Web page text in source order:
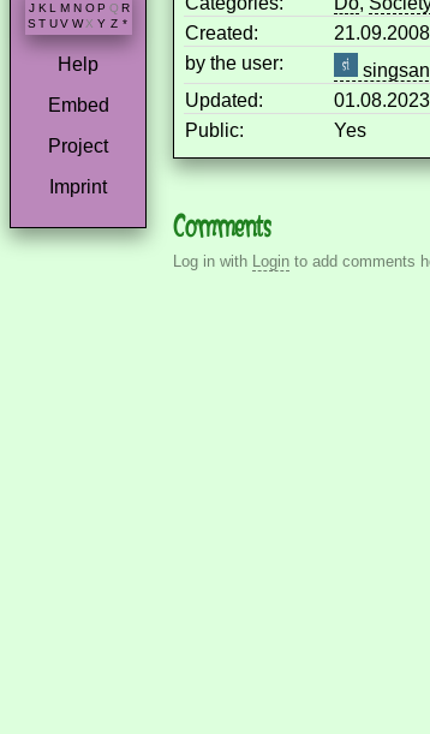
J K L M N O P Q R
S T U V W X Y Z *
Help
Embed
Project
Imprint
Created:
by the user:
Updated:
Public:
Yes
Comments
Log in with Login to add comments